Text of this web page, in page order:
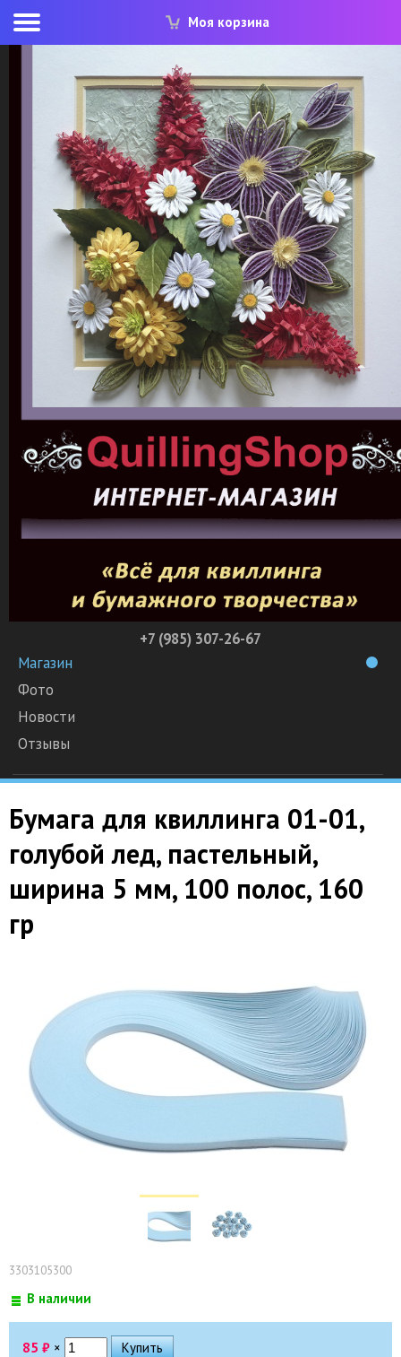
Моя корзина
+7 (985) 307-26-67
Магазин
Фото
Новости
Отзывы
Бумага для квиллинга 01-01,
голубой лед, пастельный,
ширина 5 мм, 100 полос, 160
гр
3303105300
В наличии
85 ₽ ×